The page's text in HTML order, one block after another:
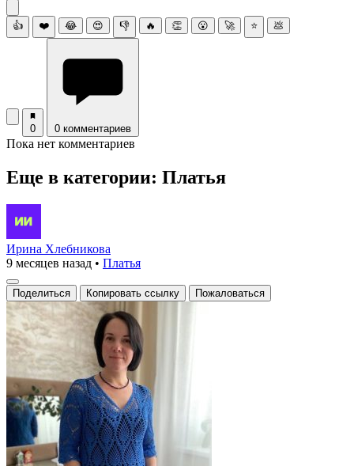
👍 ❤️ 😂 😍 👎 🔥 👏 😮 🚀 ⭐ 💩
0 0 комментариев
Пока нет комментариев
Еще в категории: Платья
Ирина Хлебникова
9 месяцев назад • Платья
Поделиться Копировать ссылку Пожаловаться